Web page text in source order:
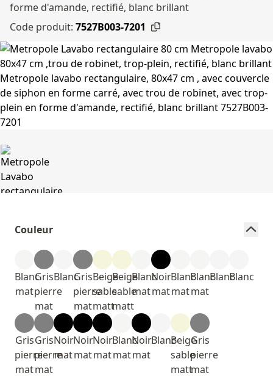
forme d'amande, rectifié, blanc brillant
Code produit: 7527B003-7201
Couleur
Blanc
mat
Gris
pierre
mat
BlancGris
pierre
mat
Beige
sable
matt
Beige
sable
matt
Blanc
mat
Noir
mat
Blanc
mat
Blanc
mat
BlancBlanc
Gris
pierre
mat
Gris
pierre
mat
Noir
mat
Noir
mat
Noir
mat
Blanc
mat
Noir
mat
BlancBeige
sable
matt
Gris
pierre
mat